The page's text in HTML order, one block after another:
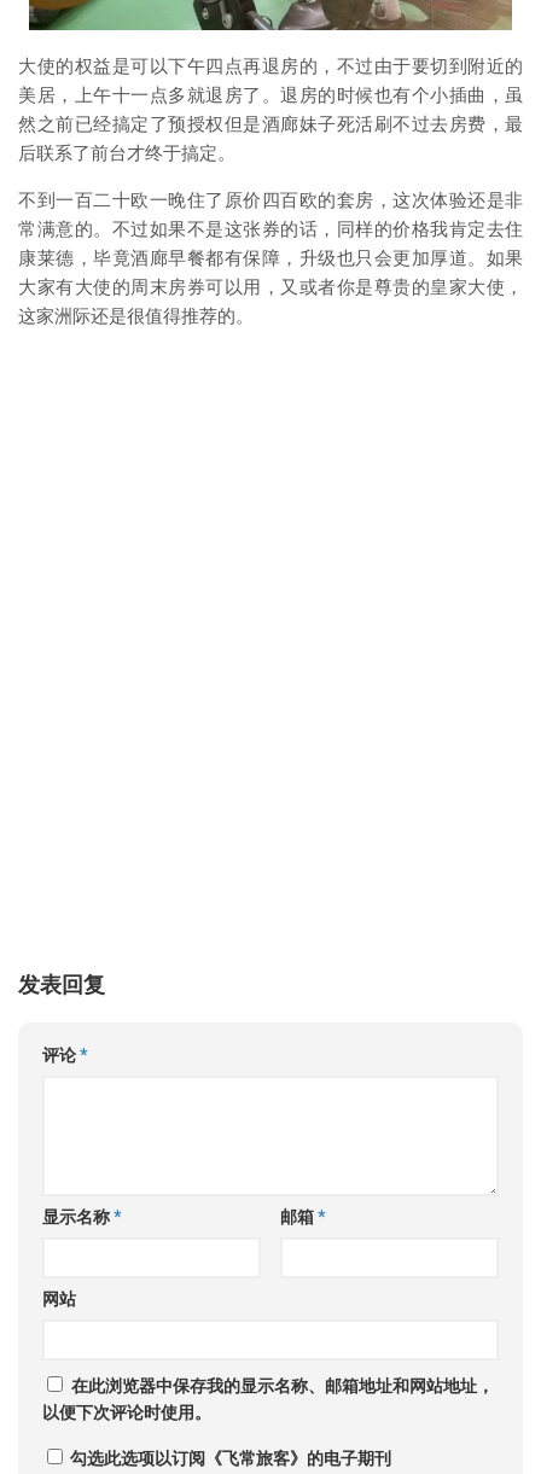
大使的权益是可以下午四点再退房的，不过由于要切到附近的
美居，上午十一点多就退房了。退房的时候也有个小插曲，虽
然之前已经搞定了预授权但是酒廊妹子死活刷不过去房费，最
后联系了前台才终于搞定。
不到一百二十欧一晚住了原价四百欧的套房，这次体验还是非
常满意的。不过如果不是这张券的话，同样的价格我肯定去住
康莱德，毕竟酒廊早餐都有保障，升级也只会更加厚道。如果
大家有大使的周末房券可以用，又或者你是尊贵的皇家大使，
这家洲际还是很值得推荐的。
发表回复
评论*
显示名称* 邮箱*
网站
在此浏览器中保存我的显示名称、邮箱地址和网站地址，
以便下次评论时使用。
勾选此选项以订阅《飞常旅客》的电子期刊